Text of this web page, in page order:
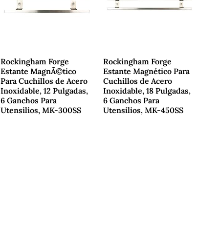
Rockingham Forge
Estante MagnÃ©tico
Para Cuchillos de Acero
Inoxidable, 12 Pulgadas,
6 Ganchos Para
Utensilios, MK-300SS
Rockingham Forge
Estante Magnético Para
Cuchillos de Acero
Inoxidable, 18 Pulgadas,
6 Ganchos Para
Utensilios, MK-450SS